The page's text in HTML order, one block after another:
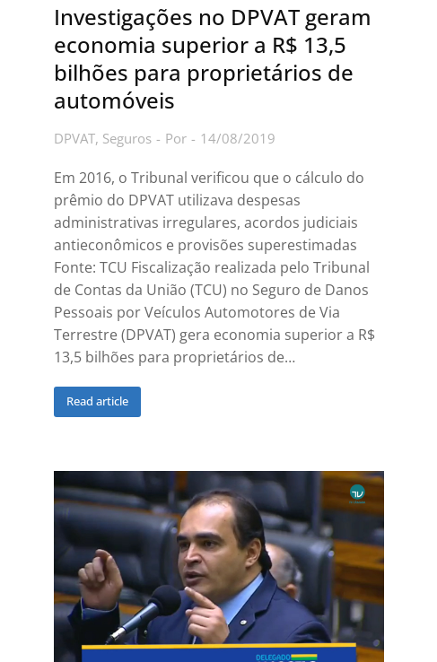
Investigações no DPVAT geram
economia superior a R$ 13,5
bilhões para proprietários de
automóveis
DPVAT, Seguros Por 14/08/2019
Em 2016, o Tribunal verificou que o cálculo do
prêmio do DPVAT utilizava despesas
administrativas irregulares, acordos judiciais
antieconômicos e provisões superestimadas
Fonte: TCU Fiscalização realizada pelo Tribunal
de Contas da União (TCU) no Seguro de Danos
Pessoais por Veículos Automotores de Via
Terrestre (DPVAT) gera economia superior a R$
13,5 bilhões para proprietários de…
Read article